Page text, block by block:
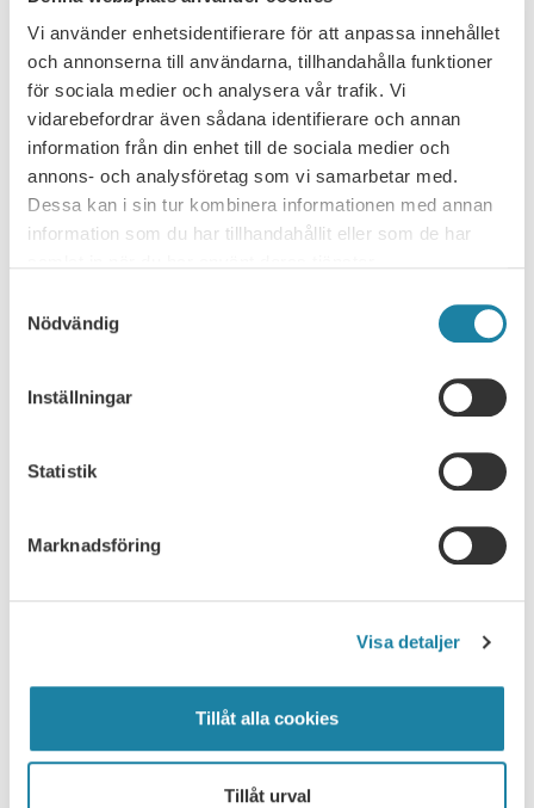
Vi använder enhetsidentifierare för att anpassa innehållet
och annonserna till användarna, tillhandahålla funktioner
för sociala medier och analysera vår trafik. Vi
vidarebefordrar även sådana identifierare och annan
information från din enhet till de sociala medier och
annons- och analysföretag som vi samarbetar med.
Dessa kan i sin tur kombinera informationen med annan
information som du har tillhandahållit eller som de har
Nödvändig
Inställningar
Statistik
Marknadsföring
Visa detaljer
Tillåt alla cookies
Tillåt urval
Fullsatt seminarium om lärosätenas
organisationsform
Spelar lärosätenas organisationsform någon roll för den
akademiska friheten eller är det det en underordnad fråga? Det
var ämnet för…
NYHETSARKIV
Ledare i Universitetsläraren
Pressmeddelande